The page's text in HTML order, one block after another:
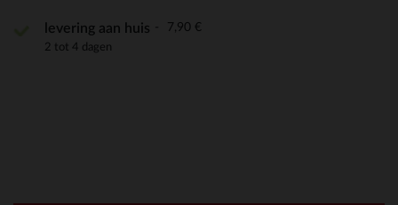
levering aan huis 7,90 €
2 tot 4 dagen